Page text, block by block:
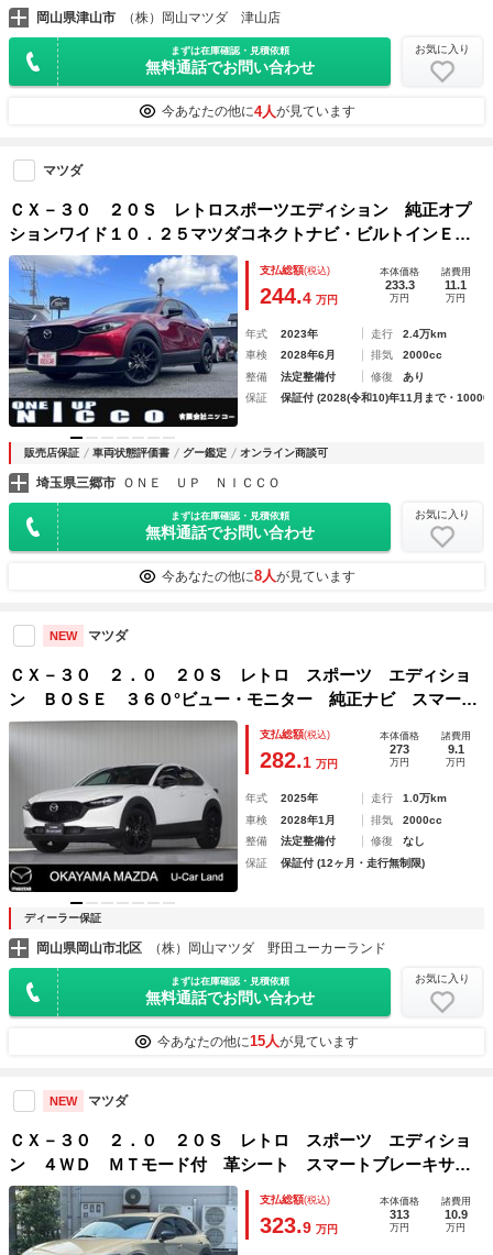
岡山県津山市 （株）岡山マツダ 津山店
まずは在庫確認・見積依頼
無料通話でお問い合わせ
お気に入り
今あなたの他に4人が見ています
マツダ
ＣＸ－３０ ２０Ｓ レトロスポーツエディション 純正オプ
ションワイド１０．２５マツダコネクトナビ・ビルトインＥＴ
Ｃ・３６０度ビューモニター・ワイヤレス充電・アップルカー
プレイ・アンドロイドオー・ＳＯＳコールボタン・ＨＩＭＩ・
電動リヤゲート
支払総額(税込)
244.4 万円
本体価格
233.3
万円
諸費用
11.1
万円
年式 2023年 走行
2.4万km
車検
2028年6月 排気
2000cc
整備
法定整備付 修復
あり
保証
保証付 (2028(令和10)年11月まで・
販売店保証 車両状態評価書 グー鑑定 オンライン商談可
埼玉県三郷市 ＯＮＥ ＵＰ ＮＩＣＣＯ
まずは在庫確認・見積依頼
無料通話でお問い合わせ
お気に入り
今あなたの他に8人が見ています
NEW マツダ
ＣＸ－３０ ２．０ ２０Ｓ レトロ スポーツ エディショ
ン ＢＯＳＥ ３６０°ビュー・モニター 純正ナビ スマート
ブレーキサポート ＭＲＣＣ パワーシート フルセグ シ－
トヒ－タ－ スマ－トキ－ Ｒカメラ パーキングセンサー
禁煙車 ＬＥＤヘッドライト
支払総額(税込)
282.1 万円
本体価格
273
万円
諸費用
9.1
万円
年式 2025年 走行
1.0万km
車検
2028年1月 排気
2000cc
整備
法定整備付 修復
なし
保証
保証付 (12ヶ月・走行無制限)
ディーラー保証
岡山県岡山市北区 （株）岡山マツダ 野田ユーカーランド
まずは在庫確認・見積依頼
無料通話でお問い合わせ
お気に入り
今あなたの他に15人が見ています
NEW マツダ
ＣＸ－３０ ２．０ ２０Ｓ レトロ スポーツ エディショ
ン ４ＷＤ ＭＴモード付 革シート スマートブレーキサポ
ート ＭＲＣＣ ４ＷＤ パワーシート フルセグ シ－トヒ
－タ－ スマ－トキ－ Ｒカメラ ＬＥＤヘッドライト 横滑
り防止 オートエアコン アルミホイール
支払総額(税込)
323.9 万円
本体価格
313
万円
諸費用
10.9
万円